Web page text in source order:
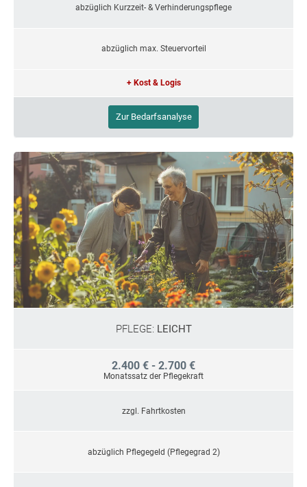
abzüglich Kurzzeit- & Verhinderungspflege
abzüglich max. Steuervorteil
+ Kost & Logis
Zur Bedarfsanalyse
PFLEGE: LEICHT
2.400 € - 2.700 €
Monatssatz der Pflegekraft
zzgl. Fahrtkosten
abzüglich Pflegegeld (Pflegegrad 2)